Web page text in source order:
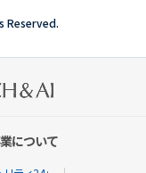
Reserved.
について